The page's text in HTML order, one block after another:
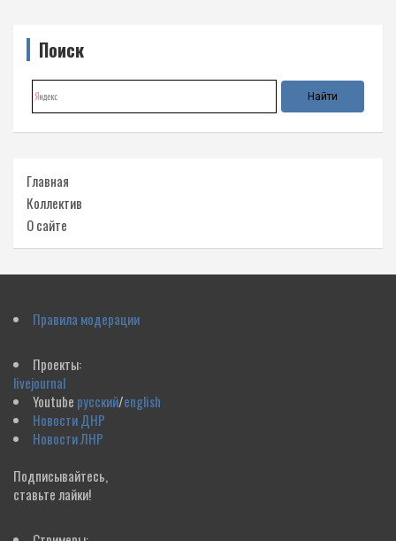
Поиск
Главная
Коллектив
О сайте
Правила модерации
Проекты:
livejournal
Youtube русский/english
Новости ДНР
Новости ЛНР
Подписывайтесь,
ставьте лайки!